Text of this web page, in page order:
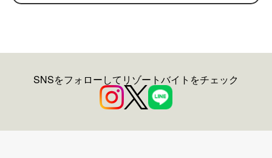
SNSをフォローしてリゾートバイトをチェック